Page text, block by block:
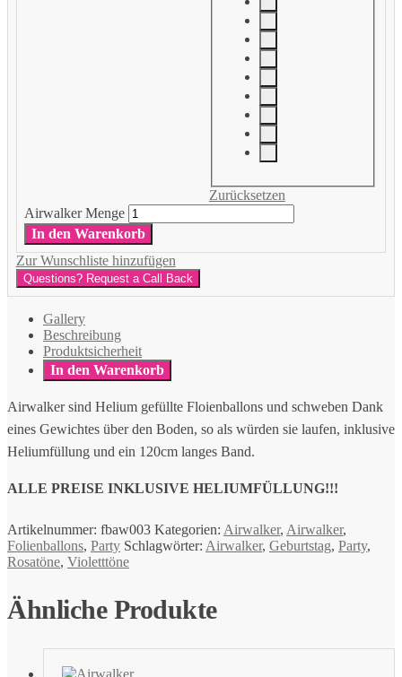
Zurücksetzen
Airwalker Menge
In den Warenkorb
Zur Wunschliste hinzufügen
Questions? Request a Call Back
Gallery
Beschreibung
Produktsicherheit
In den Warenkorb
Airwalker sind Helium gefüllte Floienballons und schweben Dank
eines Gewichtes über den Boden, so als würden sie laufen, inklusive
Heliumfüllung und ein 120cm langes Band.
ALLE PREISE INKLUSIVE HELIUMFÜLLUNG!!!
Artikelnummer: fbaw003 Kategorien: Airwalker, Airwalker,
Folienballons, Party Schlagwörter: Airwalker, Geburtstag, Party,
Rosatöne, Violetttöne
Ähnliche Produkte